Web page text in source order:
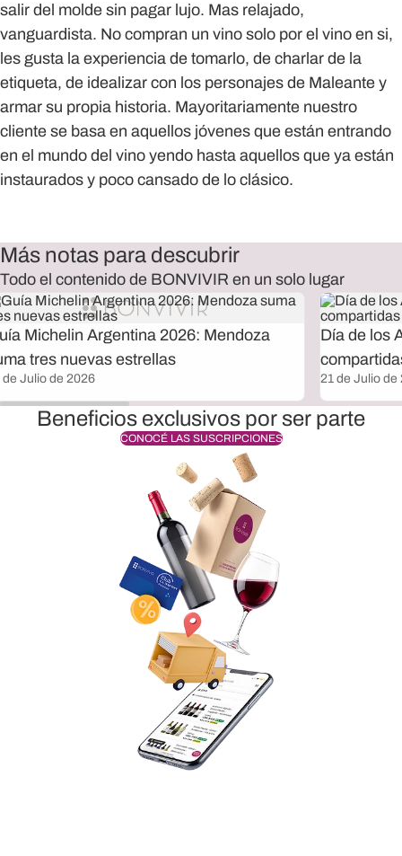
salir del molde sin pagar lujo. Mas relajado,
vanguardista. No compran un vino solo por el vino en si,
les gusta la experiencia de tomarlo, de charlar de la
etiqueta, de idealizar con los personajes de Maleante y
armar su propia historia. Mayoritariamente nuestro
cliente se basa en aquellos jóvenes que están entrando
en el mundo del vino yendo hasta aquellos que ya están
instaurados y poco cansado de lo clásico.
Más notas para descubrir
Todo el contenido de BONVIVIR en un solo lugar
Michelin Argentina 2026: Mendoza
tres nuevas estrellas
de Julio de 2026
Día de los
21 de Julio de
Beneficios exclusivos por ser parte
CONOCÉ LAS SUSCRIPCIONES